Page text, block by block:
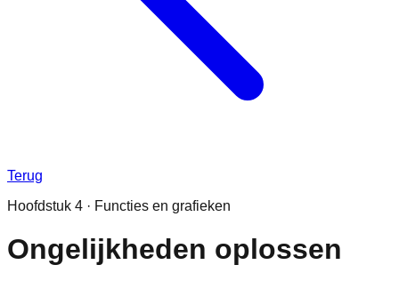
Terug
Hoofdstuk 4 · Functies en grafieken
Ongelijkheden oplossen